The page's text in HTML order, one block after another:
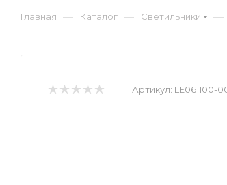
Главная — Каталог — Светильники —
Артикул: LE061100-